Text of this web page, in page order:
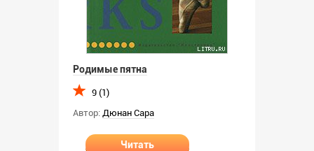
Родимые пятна
9 (1)
Автор: Дюнан Сара
Читать